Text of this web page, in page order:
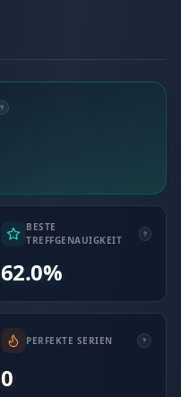
BESTE
TREFFGENAUIGKEIT
62.0%
PERFEKTE SERIEN
0